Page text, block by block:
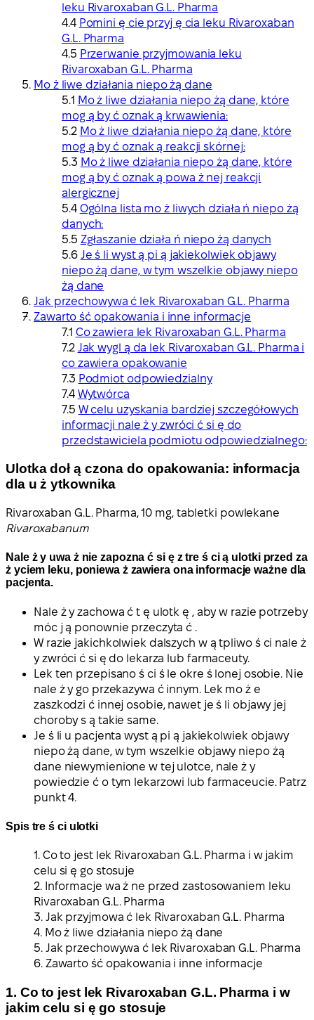
leku Rivaroxaban G.L. Pharma
Pomini ę cie przyj ę cia leku Rivaroxaban
G.L. Pharma
Przerwanie przyjmowania leku
Rivaroxaban G.L. Pharma
Mo ż liwe działania niepo żą dane
Mo ż liwe działania niepo żą dane, które
mog ą by ć oznak ą krwawienia:
Mo ż liwe działania niepo żą dane, które
mog ą by ć oznak ą reakcji skórnej:
Mo ż liwe działania niepo żą dane, które
mog ą by ć oznak ą powa ż nej reakcji
alergicznej
Ogólna lista mo ż liwych działa ń niepo żą
danych:
Zgłaszanie działa ń niepo żą danych
Je ś li wyst ą pi ą jakiekolwiek objawy
niepo żą dane, w tym wszelkie objawy niepo
żą dane
Jak przechowywa ć lek Rivaroxaban G.L. Pharma
Zawarto ść opakowania i inne informacje
Co zawiera lek Rivaroxaban G.L. Pharma
Jak wygl ą da lek Rivaroxaban G.L. Pharma i
co zawiera opakowanie
Podmiot odpowiedzialny
Wytwórca
W celu uzyskania bardziej szczegółowych
informacji nale ż y zwróci ć si ę do
przedstawiciela podmiotu odpowiedzialnego:
Ulotka doł ą czona do opakowania: informacja
dla u ż ytkownika
Rivaroxaban G.L. Pharma, 10 mg, tabletki powlekane
Rivaroxabanum
Nale ż y uwa ż nie zapozna ć si ę z tre ś ci ą ulotki przed za
ż yciem leku, poniewa ż zawiera ona informacje ważne dla
pacjenta.
Nale ż y zachowa ć t ę ulotk ę , aby w razie potrzeby
móc j ą ponownie przeczyta ć .
W razie jakichkolwiek dalszych w ą tpliwo ś ci nale ż
y zwróci ć si ę do lekarza lub farmaceuty.
Lek ten przepisano ś ci ś le okre ś lonej osobie. Nie
nale ż y go przekazywa ć innym. Lek mo ż e
zaszkodzi ć innej osobie, nawet je ś li objawy jej
choroby s ą takie same.
Je ś li u pacjenta wyst ą pi ą jakiekolwiek objawy
niepo żą dane, w tym wszelkie objawy niepo żą
dane niewymienione w tej ulotce, nale ż y
powiedzie ć o tym lekarzowi lub farmaceucie. Patrz
punkt 4.
Spis tre ś ci ulotki
1. Co to jest lek Rivaroxaban G.L. Pharma i w jakim
celu si ę go stosuje
2. Informacje wa ż ne przed zastosowaniem leku
Rivaroxaban G.L. Pharma
3. Jak przyjmowa ć lek Rivaroxaban G.L. Pharma
4. Mo ż liwe działania niepo żą dane
5. Jak przechowywa ć lek Rivaroxaban G.L. Pharma
6. Zawarto ść opakowania i inne informacje
1. Co to jest lek Rivaroxaban G.L. Pharma i w
jakim celu si ę go stosuje